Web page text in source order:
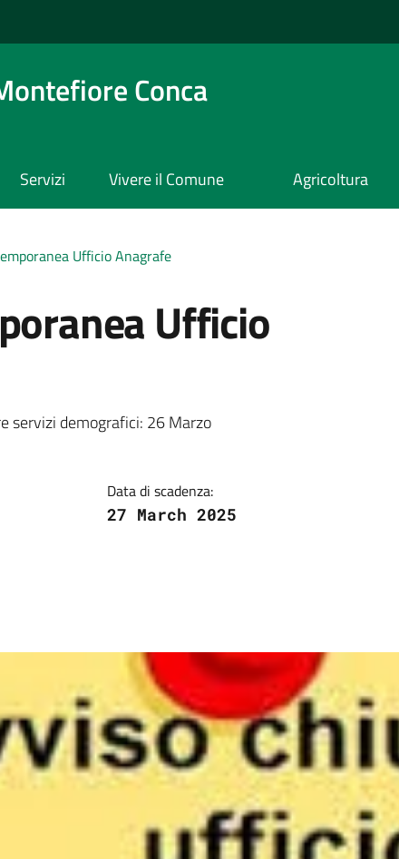
Conca
Servizi Vivere il Comune Agricoltura
Ufficio Anagrafe
Ufficio
servizi demografici: 26 Marzo
Data di scadenza:
27 March 2025